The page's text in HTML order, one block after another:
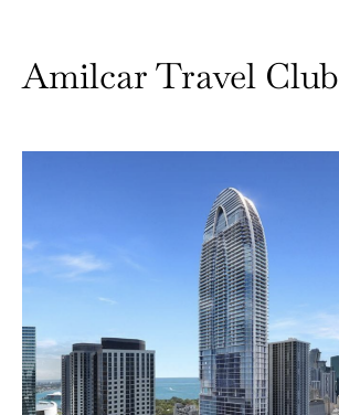
Amilcar Travel Club